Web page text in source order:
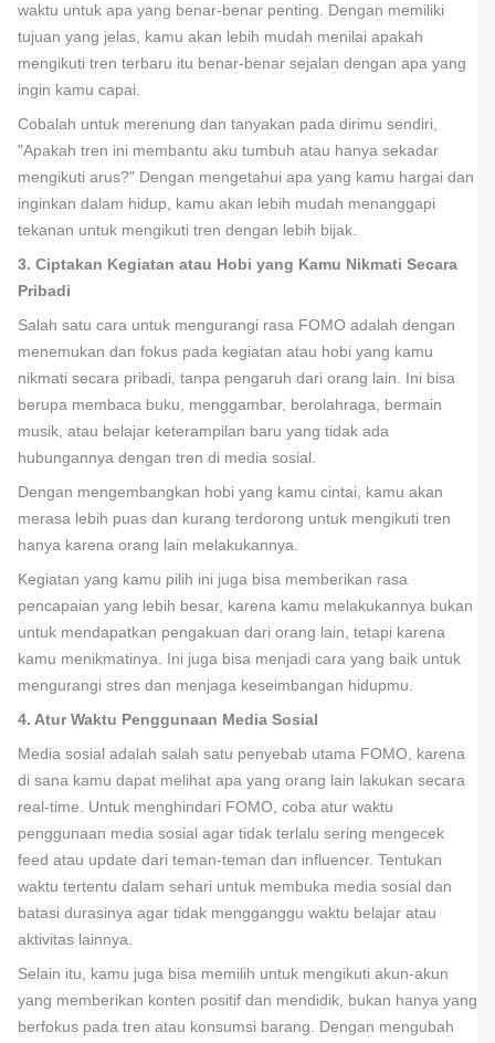
waktu untuk apa yang benar-benar penting. Dengan memiliki
tujuan yang jelas, kamu akan lebih mudah menilai apakah
mengikuti tren terbaru itu benar-benar sejalan dengan apa yang
ingin kamu capai.
Cobalah untuk merenung dan tanyakan pada dirimu sendiri,
"Apakah tren ini membantu aku tumbuh atau hanya sekadar
mengikuti arus?" Dengan mengetahui apa yang kamu hargai dan
inginkan dalam hidup, kamu akan lebih mudah menanggapi
tekanan untuk mengikuti tren dengan lebih bijak.
3. Ciptakan Kegiatan atau Hobi yang Kamu Nikmati Secara
Pribadi
Salah satu cara untuk mengurangi rasa FOMO adalah dengan
menemukan dan fokus pada kegiatan atau hobi yang kamu
nikmati secara pribadi, tanpa pengaruh dari orang lain. Ini bisa
berupa membaca buku, menggambar, berolahraga, bermain
musik, atau belajar keterampilan baru yang tidak ada
hubungannya dengan tren di media sosial.
Dengan mengembangkan hobi yang kamu cintai, kamu akan
merasa lebih puas dan kurang terdorong untuk mengikuti tren
hanya karena orang lain melakukannya.
Kegiatan yang kamu pilih ini juga bisa memberikan rasa
pencapaian yang lebih besar, karena kamu melakukannya bukan
untuk mendapatkan pengakuan dari orang lain, tetapi karena
kamu menikmatinya. Ini juga bisa menjadi cara yang baik untuk
mengurangi stres dan menjaga keseimbangan hidupmu.
4. Atur Waktu Penggunaan Media Sosial
Media sosial adalah salah satu penyebab utama FOMO, karena
di sana kamu dapat melihat apa yang orang lain lakukan secara
real-time. Untuk menghindari FOMO, coba atur waktu
penggunaan media sosial agar tidak terlalu sering mengecek
feed atau update dari teman-teman dan influencer. Tentukan
waktu tertentu dalam sehari untuk membuka media sosial dan
batasi durasinya agar tidak mengganggu waktu belajar atau
aktivitas lainnya.
Selain itu, kamu juga bisa memilih untuk mengikuti akun-akun
yang memberikan konten positif dan mendidik, bukan hanya yang
berfokus pada tren atau konsumsi barang. Dengan mengubah